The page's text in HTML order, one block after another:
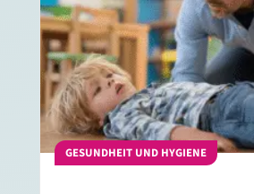
GESUNDHEIT UND HYGIENE